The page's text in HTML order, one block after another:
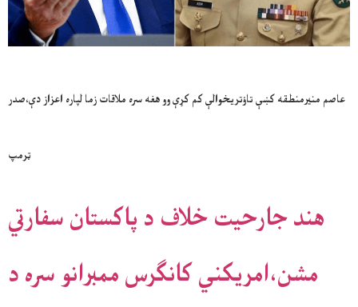
عاصم منيرمنطقه کښې تاؤتريخوالې کم کړې وو هغه سره ملاقات زما لپاره اعزاز دې،صدر
ټرمپ
هند جارحيت خلاف د پاکستان سفارتي
مشن،امريکني کانګرس ممبرانو سره د